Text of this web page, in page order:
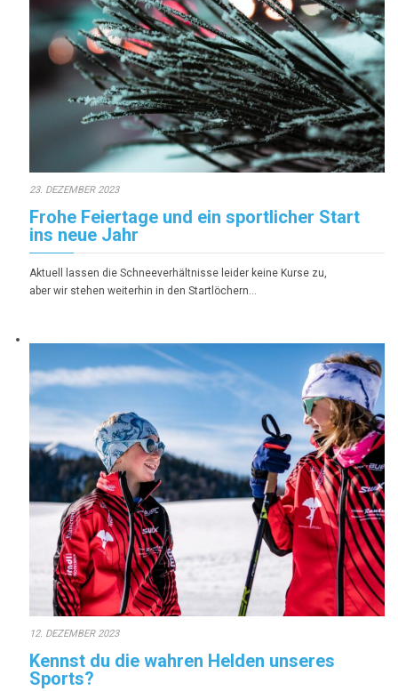
23. DEZEMBER 2023
Frohe Feiertage und ein sportlicher Start
ins neue Jahr
Aktuell lassen die Schneeverhältnisse leider keine Kurse zu,
aber wir stehen weiterhin in den Startlöchern…
12. DEZEMBER 2023
Kennst du die wahren Helden unseres
Sports?